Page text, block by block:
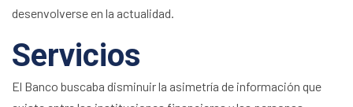
desenvolverse en la actualidad.
Servicios
El Banco buscaba disminuir la asimetría de información que